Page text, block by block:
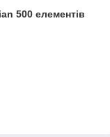
500 елементів